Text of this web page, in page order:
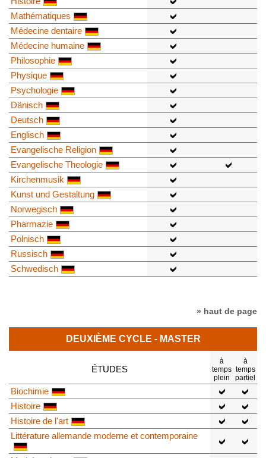
Mathématiques
Médecine dentaire
Médecine humaine
Philosophie
Physique
Psychologie
Dänisch
Deutsch
Englisch
Evangelische Religion
Evangelische Theologie
Kirchenmusik
Kunst und Gestaltung
Norwegisch
Pharmazie
Polnisch
Russisch
Schwedisch
» haut de page
DEUXIÈME CYCLE - MASTER
ÉTUDES
à
temps
plein
à
temps
partiel
Biochimie
Histoire
Histoire de l'art
Littérature allemande moderne et contemporaine